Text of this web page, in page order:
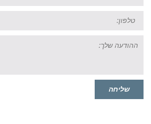
שלך:
שליחה